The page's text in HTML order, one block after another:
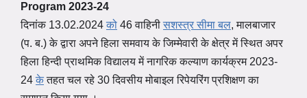
Program 2023-24
दिनांक 13.02.2024को 46 वाहिनीसशस्त्र सीमा बल, मालबाजार
(प. ब.) के द्वारा अपने हिला समवाय के जिम्मेवारी के क्षेत्र में स्थित अपर
हिला हिन्दी प्राथमिक विद्यालय में नागरिक कल्याण कार्यक्रम 2023-
24केतहत चल रहे 30 दिवसीय मोबाइल रिपेयरिंग प्रशिक्षण का